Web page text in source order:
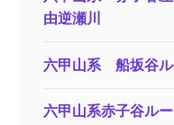
由逆瀬川
六甲山系 船坂谷ル
六甲山系赤子谷ル